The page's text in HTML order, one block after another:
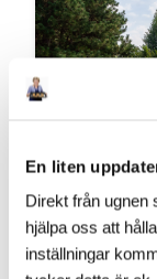
En liten
Direkt från ugnen
hjälpa oss att
inställningar